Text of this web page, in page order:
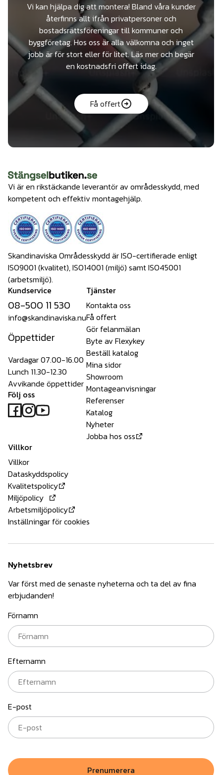
Vi kan hjälpa dig att montera! Bland våra kunder
återfinns allt ifrån privatpersoner och
bostadsrättsföreningar till kommuner och
byggföretag. Hos oss är alla välkomna och inget
jobb är för stort eller för litet. Läs mer och begär
en kostnadsfri offert idag.
Få offert
Vi är en rikstäckande leverantör av områdesskydd, med
kompetent och effektiv montagehjälp.
Skandinaviska Områdesskydd är ISO-certifierade enligt
ISO9001 (kvalitet), ISO14001 (miljö) samt ISO45001
(arbetsmiljö).
Kundservice
08-500 11 530
info@skandinaviska.nu
Öppettider
Vardagar 07.00-16.00
Lunch 11.30-12.30
Avvikande öppettider
Följ oss
Tjänster
Kontakta oss
Få offert
Gör felanmälan
Byte av Flexykey
Beställ katalog
Mina sidor
Showroom
Montageanvisningar
Referenser
Katalog
Nyheter
Jobba hos oss
Villkor
Villkor
Dataskyddspolicy
Kvalitetspolicy
Miljöpolicy
Arbetsmiljöpolicy
Inställningar för cookies
Nyhetsbrev
Var först med de senaste nyheterna och ta del av fina
erbjudanden!
Förnamn
Efternamn
E-post
Prenumerera